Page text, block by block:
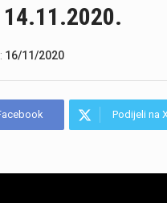
16/11/2020
Podijeli na